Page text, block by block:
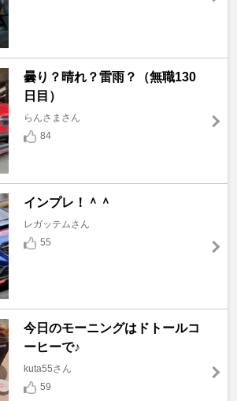
曇り？晴れ？雷雨？（無職130
日目）
らんさまさん
84
インプレ！＾＾
レガッテムさん
55
今日のモーニングはドトールコ
ーヒーで♪
kuta55さん
59